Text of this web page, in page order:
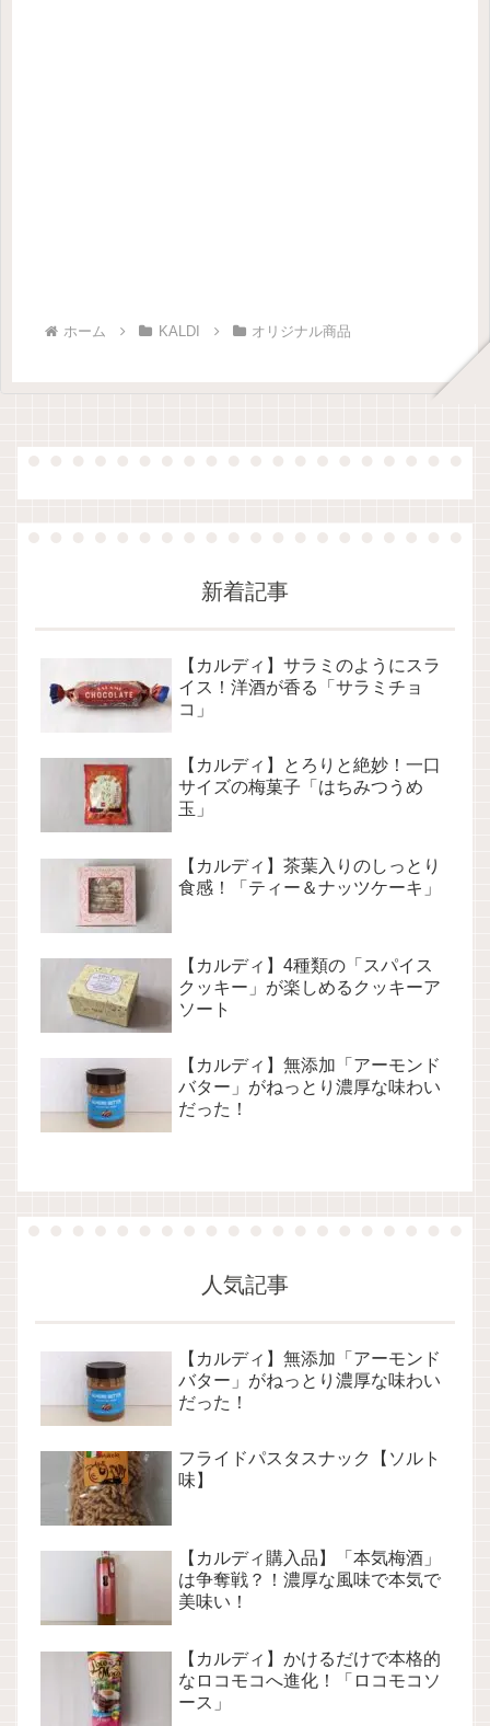
ホーム KALDI オリジナル商品
新着記事
【カルディ】サラミのようにスラ
イス！洋酒が香る「サラミチョ
コ」
【カルディ】とろりと絶妙！一口
サイズの梅菓子「はちみつうめ
玉」
【カルディ】茶葉入りのしっとり
食感！「ティー＆ナッツケーキ」
【カルディ】4種類の「スパイス
クッキー」が楽しめるクッキーア
ソート
【カルディ】無添加「アーモンド
バター」がねっとり濃厚な味わい
だった！
人気記事
【カルディ】無添加「アーモンド
バター」がねっとり濃厚な味わい
だった！
フライドパスタスナック【ソルト
味】
【カルディ購入品】「本気梅酒」
は争奪戦？！濃厚な風味で本気で
美味い！
【カルディ】かけるだけで本格的
なロコモコへ進化！「ロコモコソ
ース」